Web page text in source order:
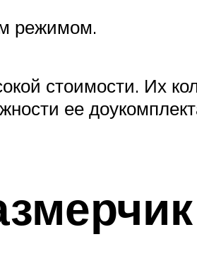
режимом.
стоимости. Их
ее